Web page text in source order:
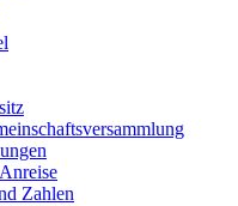
Zahlen